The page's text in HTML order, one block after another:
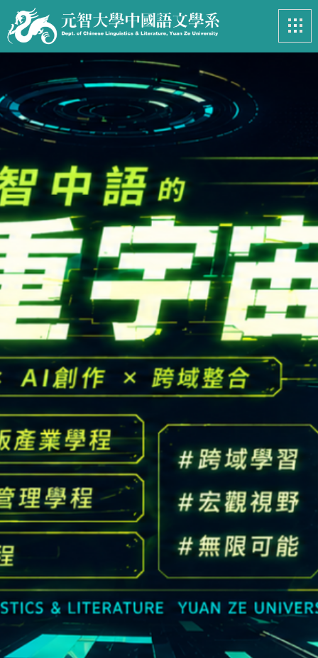
最新消息 News
系所簡介 Introduction
課程資訊 Course
招生專區 Admissions
學生事務 Student
亮眼足跡 Footprints
高中生懶人包 High school
CONTACT
校本部電話： +886-3-4638800 #2706,2707
地址：桃園市中壢區遠東路 135 號  元智五館 6 樓